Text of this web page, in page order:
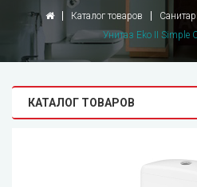
Каталог товаров
Унитаз Eko II Simple
КАТАЛОГ ТОВАРОВ